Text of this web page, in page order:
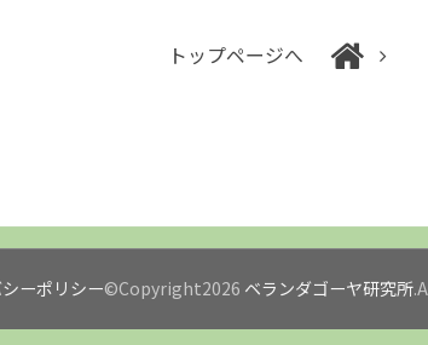
トップページへ
ーポリシー©Copyright2026 ベランダゴーヤ研究所